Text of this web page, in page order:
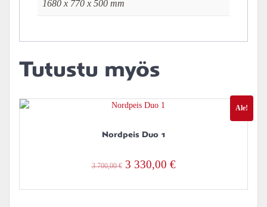
1680 x 770 x 500 mm
Tutustu myös
Ale!
Nordpeis Duo 1
3 700,00€ Alkuperäinen
3 330,00 €Nykyinen